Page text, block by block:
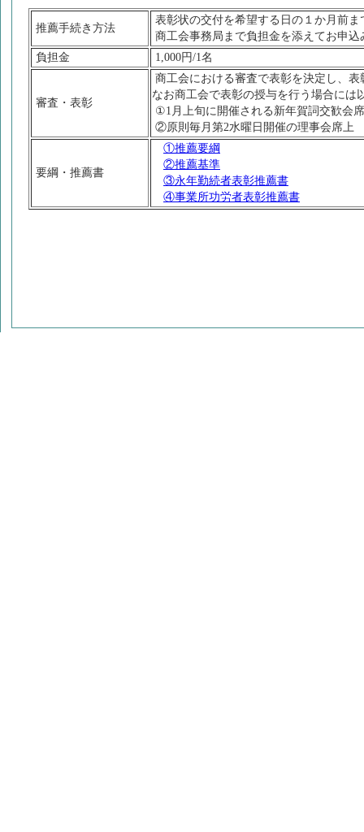
推薦手続き方法
表彰状の交付を希望する日の１か月前
商工会事務局まで負担金を添えてお申
負担金
1,000円/1名
審査・表彰
商工会における審査で表彰を決定し、
なお商工会で表彰の授与を行う場合に
①1月上旬に開催される新年賀詞交歓会
②原則毎月第2水曜日開催の理事会席上
要綱・推薦書
①推薦要綱
②推薦基準
③永年勤続者表彰推薦書
④事業所功労者表彰推薦書